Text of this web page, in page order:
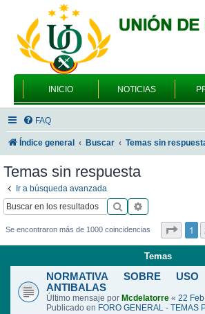
INICIO NOTICIAS
FAQ
Índice general Buscar Temas sin
Temas sin respuesta
Ir a búsqueda avanzada
Buscar
Se encontraron más de 1000 coincidencias 1
Temas
NORMATIVA SOBRE
ANTIBALAS
Último mensaje por Mcdelatorre « 22
Publicado en FORO GENERAL - TEMAS